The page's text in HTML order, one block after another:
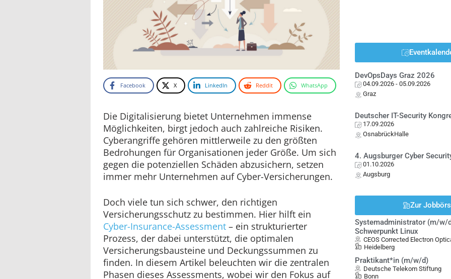
Facebook X LinkedIn Reddit WhatsApp
Die Digitalisierung bietet Unternehmen immense
Möglichkeiten, birgt jedoch auch zahlreiche Risiken.
Cyberangriffe gehören mittlerweile zu den größten
Bedrohungen für Organisationen jeder Größe. Um sich
gegen die potenziellen Schäden abzusichern, setzen
immer mehr Unternehmen auf Cyber-Versicherungen.
Doch viele tun sich schwer, den richtigen
Versicherungsschutz zu bestimmen. Hier hilft ein
Cyber-Insurance-Assessment – ein strukturierter
Prozess, der dabei unterstützt, die optimalen
Versicherungsbausteine und Deckungssummen zu
finden. In diesem Artikel beleuchten wir die zentralen
Phasen dieses Assessments, wobei wir den Fokus auf
DevOpsDays Graz 2026
04.09.2026 - 05.09.2026
Graz
Deutscher IT-Security
17.09.2026
OsnabrückHalle
4. Augsburger Cyber
01.10.2026
Augsburg
Zur
Systemadministrator (m/w/
Schwerpunkt Linux
CEOS Corrected Electron
Heidelberg
Praktikant*in (m/w/d)
Deutsche Telekom Stiftung
Bonn